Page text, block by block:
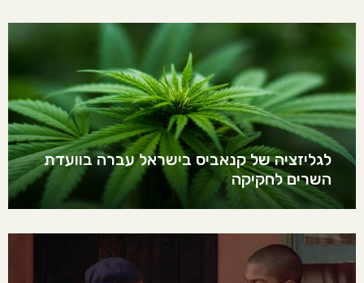
לגליזציה של קנאביס בישראל עברה בוועדת
השרים לחקיקה